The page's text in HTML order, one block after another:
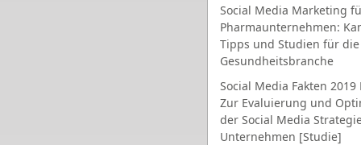
Social Media Marketing
Pharmaunternehmen:
Tipps und Studien für die
Gesundheitsbranche
Social Media Fakten 2019
Zur Evaluierung und
der Social Media
Unternehmen [Studie]